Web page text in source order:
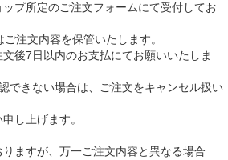
プ所定のご注文フォームにて受付してお
注文内容を保管いたします。
後7日以内のお支払にてお願いいたしま
できない場合は、ご注文をキャンセル扱い
し上げます。
ますが、万一ご注文内容と異なる場合